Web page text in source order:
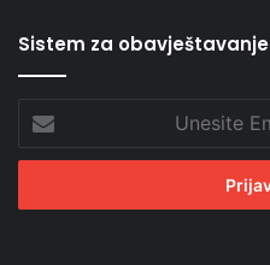
Sistem za obavještavanje
Email
adresu